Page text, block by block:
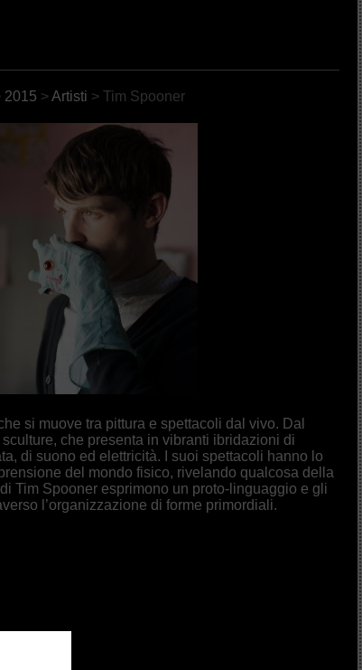
2015 >Artisti > Tim Spooner
si muove tra pittura e spettacoli dal vivo. Dal
che presenta in vibranti ibridazioni di
di suono ed elettricità. I suoi spettacoli hanno lo
del mondo fisico, rivelando qualcosa della
Tim Spooner esprimono un proto-linguaggio e gli
l’organizzazione di forme primordiali.